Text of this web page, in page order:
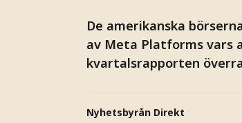
De amerikanska
av Meta Platforms
kvartalsrapporten
Nyhetsbyrån Direkt